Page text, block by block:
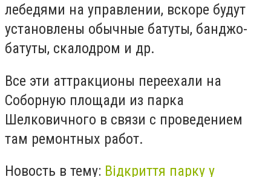
лебедями на управлении, вскоре будут
установлены обычные батуты, банджо-
батуты, скалодром и др.
Все эти аттракционы переехали на
Соборную площади из парка
Шелковичного в связи с проведением
там ремонтных работ.
Новость в тему: Відкриття парку у